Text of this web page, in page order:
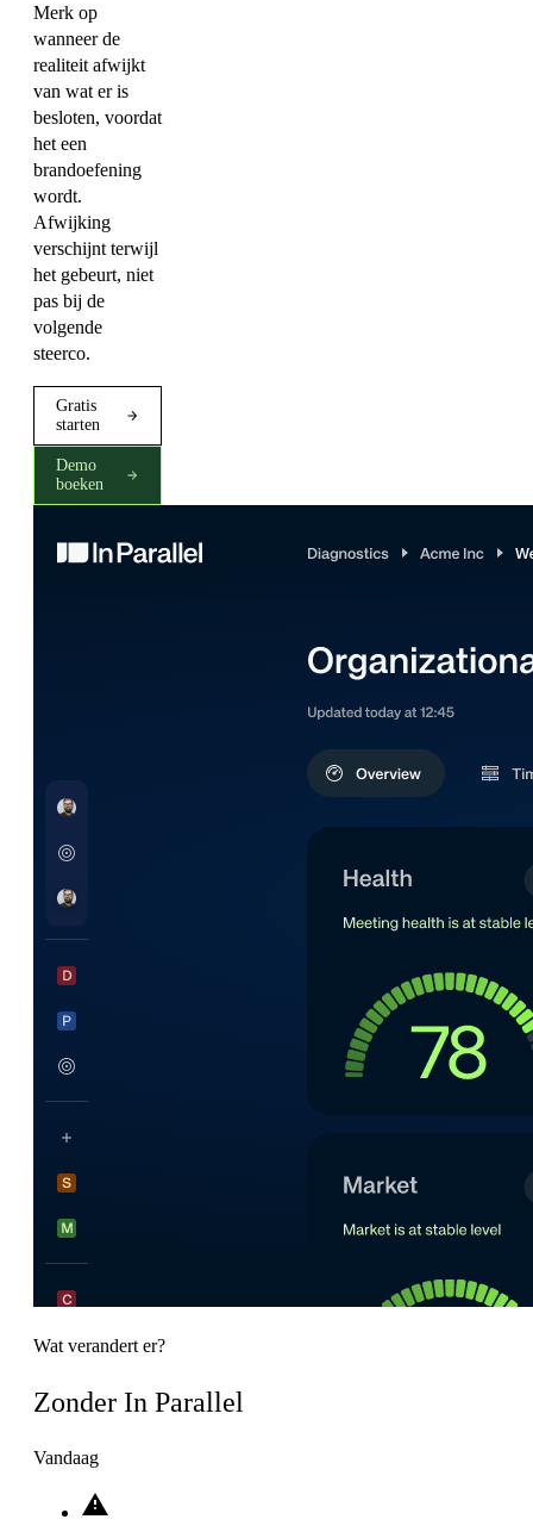
Merk op
wanneer de
realiteit afwijkt
van wat er is
besloten, voordat
het een
brandoefening
wordt.
Afwijking
verschijnt terwijl
het gebeurt, niet
pas bij de
volgende
steerco.
Gratis
starten
Demo
boeken
Wat verandert er?
Zonder In Parallel
Vandaag